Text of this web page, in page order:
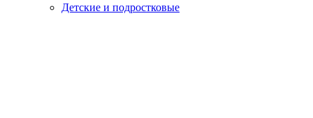
Детские и подростковые